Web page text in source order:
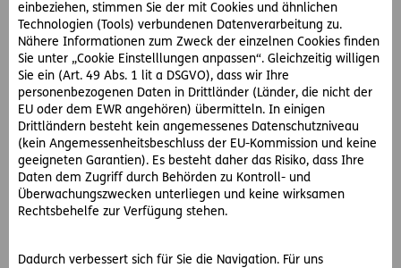
einbeziehen, stimmen Sie der mit Cookies und ähnlichen
Technologien (Tools) verbundenen Datenverarbeitung zu.
Nähere Informationen zum Zweck der einzelnen Cookies finden
Sie unter „Cookie Einstelllungen anpassen“. Gleichzeitig willigen
Sie ein (Art. 49 Abs. 1 lit a DSGVO), dass wir Ihre
personenbezogenen Daten in Drittländer (Länder, die nicht der
EU oder dem EWR angehören) übermitteln. In einigen
Drittländern besteht kein angemessenes Datenschutzniveau
(kein Angemessenheitsbeschluss der EU-Kommission und keine
geeigneten Garantien). Es besteht daher das Risiko, dass Ihre
Daten dem Zugriff durch Behörden zu Kontroll- und
Überwachungszwecken unterliegen und keine wirksamen
Rechtsbehelfe zur Verfügung stehen.
Dadurch verbessert sich für Sie die Navigation. Für uns
Investitionsentscheidungen der ERGO Versicherung AG.
Nähere Informationen hierzu finden Sie unter folgendem
Link:
Strategie für den Umgang mit Nachhaltigkeitsrisiken
Nachteilige Auswirkungen auf
Nachhaltigkeitsfaktoren
Eine Beschreibung der wichtigsten nachteiligen
Zusammenhang stehenden Maßnahmen.